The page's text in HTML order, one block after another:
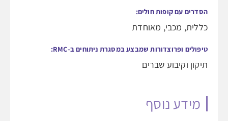
הסדרים עם קופות חולים:
כללית, מכבי, מאוחדת
טיפולים ופרוצדורות שמבצע במסגרת ניתוחים ב-RMC:
תיקון וקיבוע שברים
מידע נוסף